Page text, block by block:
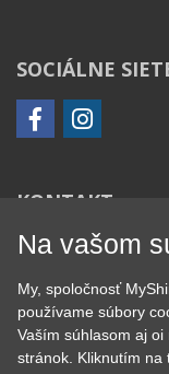
SOCIÁLNE
KONTAKT
MyShirt
info@myshirt.cz
Podhorská 752/50
Na vašom
My, spoločnosť
používame súbory
Vaším súhlasom aj
stránok. Kliknutím na